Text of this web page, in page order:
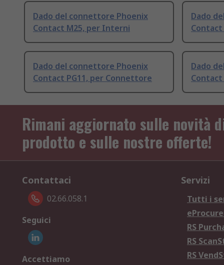
Dado del connettore Phoenix
Contact M25, per Interni
Dado
Dado del connettore Phoenix
Contact PG11, per Connettore
Dado
Rimani aggiornato sulle novità
prodotto e sulle nostre offerte!
Contattaci
02.66.058.1
Seguici
Accettiamo
Servizi
Tutti i
RS
RS
RS